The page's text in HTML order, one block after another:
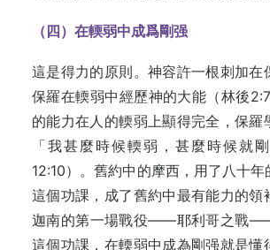
（四）在輭弱中成爲剛强­
這是得力的原則。神容許一根刺加在
保羅在輭弱中經歷神的大能（林後
的能力在人的輭弱上顯得完全，保羅
「我甚麼時候輭弱，甚麼時候就
12:10）。舊約中的摩西，用了八十年
這個功課，成了舊約中最有能力的領
迦南的第一場戰役——耶利哥之戰
這個功課，在輭弱中成為剛强就是懂